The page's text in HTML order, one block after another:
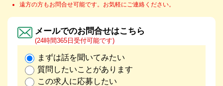
遠方の方もお問合せ可能です。お気軽にご連絡ください。
メールでのお問合せはこちら
(24時間365日受付可能です)
まずは話を聞いてみたい
質問したいことがあります
この求人に応募したい